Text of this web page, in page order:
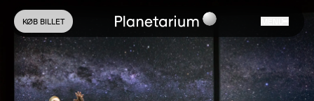
KØB BILLET